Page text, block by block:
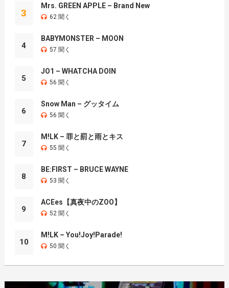
3
Mrs. GREEN APPLE – Brand New
62 聞く
4
BABYMONSTER – MOON
57 聞く
5
JO1 – WHATCHA DOIN
56 聞く
6
Snow Man – グッタイム
56 聞く
7
M!LK – 罪と罰と雨とキス
55 聞く
8
BE:FIRST – BRUCE WAYNE
53 聞く
9
ACEes【真夜中のZOO】
52 聞く
10
M!LK – You!Joy!Parade!
50 聞く